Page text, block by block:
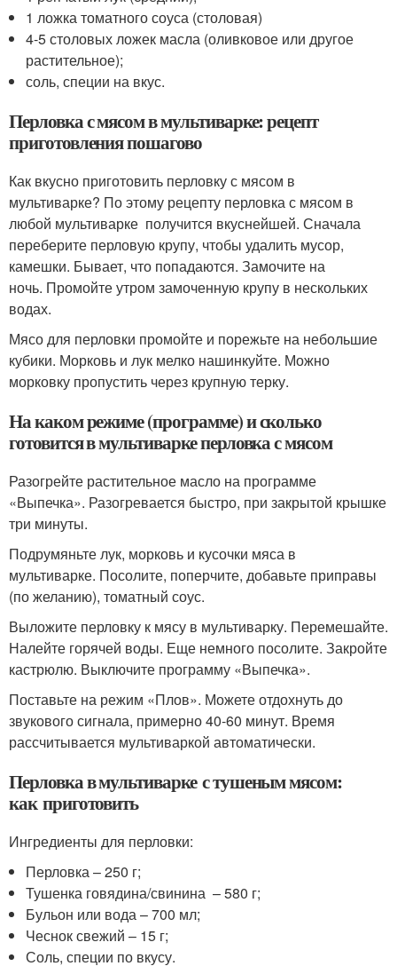
1 ложка томатного соуса (столовая)
4-5 столовых ложек масла (оливковое или другое
растительное);
соль, специи на вкус.
Перловка с мясом в мультиварке: рецепт
приготовления пошагово
Как вкусно приготовить перловку с мясом в
мультиварке? По этому рецепту перловка с мясом в
любой мультиварке получится вкуснейшей. Сначала
переберите перловую крупу, чтобы удалить мусор,
камешки. Бывает, что попадаются. Замочите на
ночь. Промойте утром замоченную крупу в нескольких
водах.
Мясо для перловки промойте и порежьте на небольшие
кубики. Морковь и лук мелко нашинкуйте. Можно
морковку пропустить через крупную терку.
На каком режиме (программе) и сколько
готовится в мультиварке перловка с мясом
Разогрейте растительное масло на программе
«Выпечка». Разогревается быстро, при закрытой крышке
три минуты.
Подрумяньте лук, морковь и кусочки мяса в
мультиварке. Посолите, поперчите, добавьте приправы
(по желанию), томатный соус.
Выложите перловку к мясу в мультиварку. Перемешайте.
Налейте горячей воды. Еще немного посолите. Закройте
кастрюлю. Выключите программу «Выпечка».
Поставьте на режим «Плов». Можете отдохнуть до
звукового сигнала, примерно 40-60 минут. Время
рассчитывается мультиваркой автоматически.
Перловка в мультиварке с тушеным мясом:
как приготовить
Ингредиенты для перловки:
Перловка – 250 г;
Тушенка говядина/свинина – 580 г;
Бульон или вода – 700 мл;
Чеснок свежий – 15 г;
Соль, специи по вкусу.